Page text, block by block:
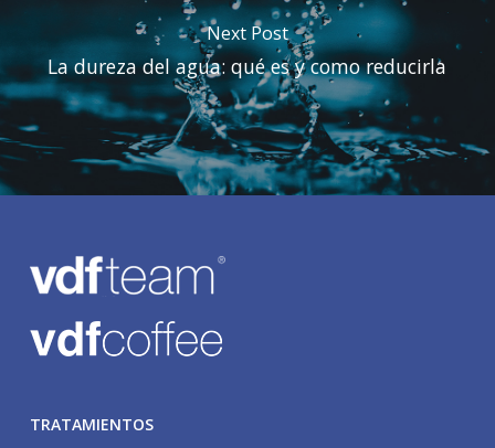
Next Post
La dureza del agua: qué es y como reducirla
TRATAMIENTOS